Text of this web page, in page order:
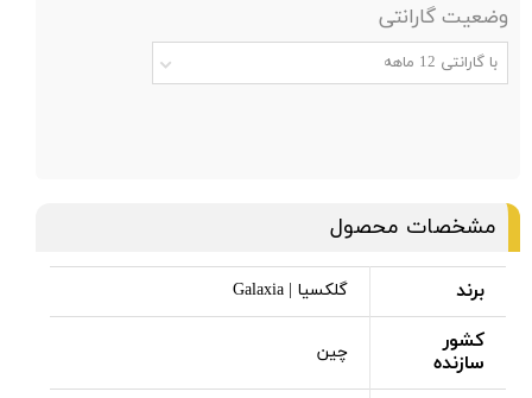
وضعیت گارانتی
با گارانتی 12 ماهه
مشخصات محصول
برند گلکسیا | Galaxia
کشور
سازنده
چین